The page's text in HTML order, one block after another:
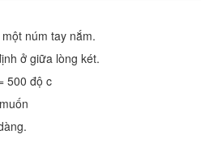
núm tay nắm.
ở giữa lòng két.
500 độ c